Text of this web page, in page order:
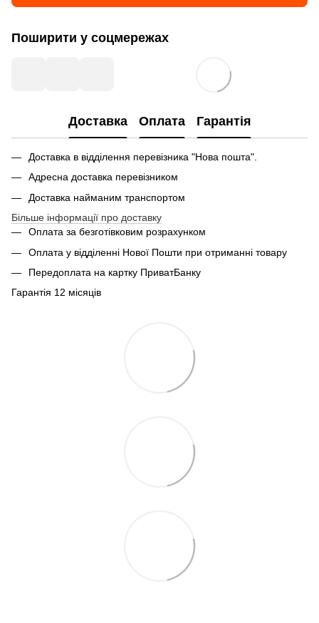
Поширити у соцмережах
Доставка Оплата Гарантія
Доставка в відділення перевізника "Нова пошта".
Адресна доставка перевізником
Доставка найманим транспортом
Більше інформації про доставку
Оплата за безготівковим розрахунком
Оплата у відділенні Нової Пошти при отриманні товару
Передоплата на картку ПриватБанку
Гарантія 12 місяців